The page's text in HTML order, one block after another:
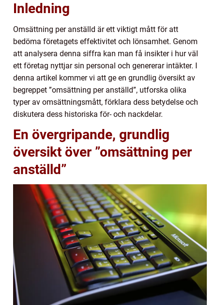
Inledning
Omsättning per anställd är ett viktigt mått för att
bedöma företagets effektivitet och lönsamhet. Genom
att analysera denna siffra kan man få insikter i hur väl
ett företag nyttjar sin personal och genererar intäkter. I
denna artikel kommer vi att ge en grundlig översikt av
begreppet ”omsättning per anställd”, utforska olika
typer av omsättningsmått, förklara dess betydelse och
diskutera dess historiska för- och nackdelar.
En övergripande, grundlig
översikt över ”omsättning per
anställd”